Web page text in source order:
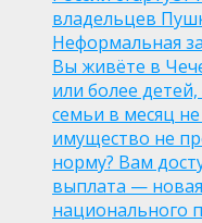
владельцев
Неформальная
Вы живёте в
или более
семьи в месяц
имущество не
норму? Вам
выплата —
национального